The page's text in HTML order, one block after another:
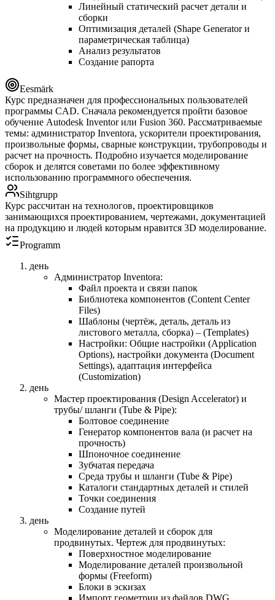
Линейный статический расчет детали и
сборки
Оптимизация деталей (Shape Generator и
параметрическая таблица)
Анализ результатов
Создание рапортa
Eesmärk
Курс предназначен для профессиональных пользователей
программы CAD. Сначала рекомендуется пройти базовое
обучение Autodesk Inventor или Fusion 360. Рассматриваемые
темы: администратор Inventorа, ускорители проектирования,
произвольные формы, сварные конструкции, трубопроводы и
расчет на прочность. Подробно изучается моделирование
сборок и делятся советами по более эффективному
использованию программного обеспечения.
Sihtgrupp
Курс рассчитан на технологов, проектировщиков
занимающихся проектированием, чертежами, документацией
на продукцию и людей которым нравится 3D моделирование.
Programm
день
Администратор Inventorа:
Файл проекта и связи папок
Библиотека компонентов (Content Center
Files)
Шаблоны (чертёж, деталь, деталь из
листового металла, сборка) – (Templates)
Настройки: Общие настройки (Application
Options), настройки документа (Document
Settings), адаптация интерфейса
(Customization)
день
Mастер проектирования (Design Accelerator) и
трубы/ шланги (Tube & Pipe):
Болтовое соединение
Генератор компонентов вала (и pасчет на
прочность)
Шпоночное соединение
Зубчатая передача
Среда трубы и шланги (Tube & Pipe)
Каталоги стандартных деталей и стилей
Точки соединения
Создание путей
день
Моделирование деталей и сборок для
продвинутых. Чертеж для продвинутых:
Поверхностное моделирование
Моделирование деталей произвольной
формы (Freeform)
Блоки в эскизах
Импорт геометрии из файлов DWG